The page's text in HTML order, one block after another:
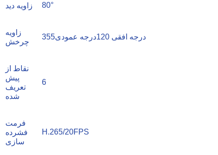
زاویه دید 80°
زاویه
چرخش
355درجه افقی 120درجه عمودی
نقاط از
پیش
تعریف
شده
6
فرمت
فشرده
سازی
H.265/20FPS